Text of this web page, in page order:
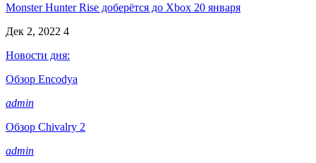
Monster Hunter Rise доберётся до Xbox 20 января
Дек 2, 2022 4
Новости дня:
Обзор Encodya
admin
Обзор Chivalry 2
admin